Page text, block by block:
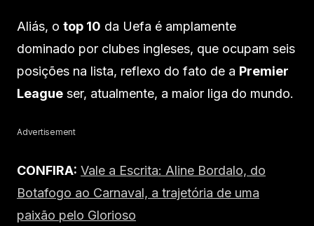
Aliás, o top 10 da Uefa é amplamente
dominado por clubes ingleses, que ocupam seis
posições na lista, reflexo do fato de a Premier
League ser, atualmente, a maior liga do mundo.
Advertisement
CONFIRA: Vale a Escrita: Aline Bordalo, do
Botafogo ao Carnaval, a trajetória de uma
paixão pelo Glorioso